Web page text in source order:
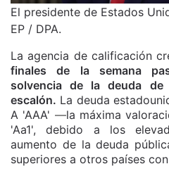
El presidente de Estados
EP / DPA.
La agencia de calificación
finales de la semana
solvencia de la deuda
escalón. La deuda
A 'AAA' —la máxima
'Aa1', debido a los
aumento de la deuda
superiores a otros países